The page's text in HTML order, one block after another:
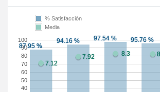
40
50
60
70
80
90
100
% Satisfacción
Media